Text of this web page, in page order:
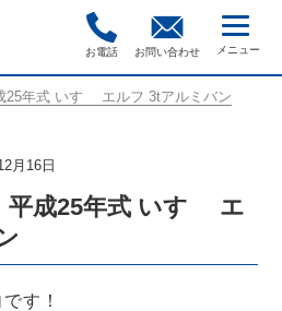
お電話 お問い合わせ
25年式 いすゞ エルフ 3tアルミバン
月16日
平成25年式 いすゞ エ
す！